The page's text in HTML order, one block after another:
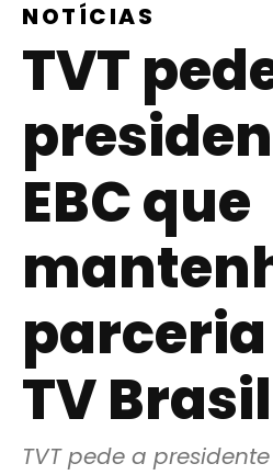
NOTÍCIAS
TVT
EBC que
TV Brasil
TVT pede a